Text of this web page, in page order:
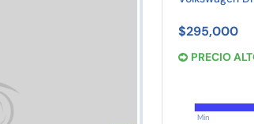
$295,000
PRECIO
Min